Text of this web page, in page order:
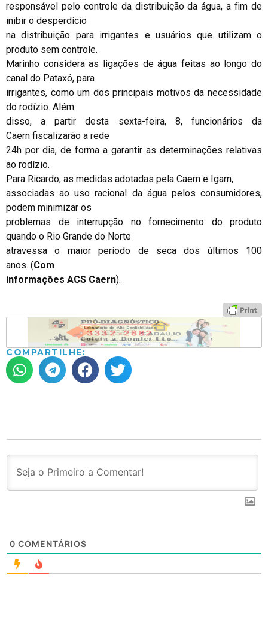
responsável pelo controle da distribuição da água, a fim de
inibir o desperdício
na distribuição para irrigantes e usuários que utilizam o
produto sem controle.
Marinho considera as ligações de água feitas ao longo do
canal do Pataxó, para
irrigantes, como um dos principais motivos da necessidade
do rodízio. Além
disso, a partir desta sexta-feira, 8, funcionários da
Caern fiscalizarão a rede
24h por dia, de forma a garantir as determinações relativas
ao rodízio.
Para Ricardo, as medidas adotadas pela Caern e Igarn,
associadas ao uso racional da água pelos consumidores,
podem minimizar os
problemas de interrupção no fornecimento do produto
quando o Rio Grande do Norte
atravessa o maior período de seca dos últimos 100
anos. (Com
informações ACS Caern).
COMPARTILHE:
0 COMENTÁRIOS